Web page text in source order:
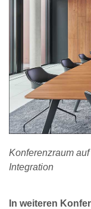
Konferenzraum
Integration
In weiteren